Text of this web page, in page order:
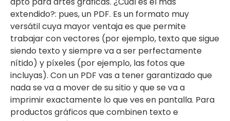
extendido?: pues, un PDF. Es un formato muy
versátil cuya mayor ventaja es que permite
trabajar con vectores (por ejemplo, texto que sigue
siendo texto y siempre va a ser perfectamente
nítido) y píxeles (por ejemplo, las fotos que
incluyas). Con un PDF vas a tener garantizado que
nada se va a mover de su sitio y que se va a
imprimir exactamente lo que ves en pantalla. Para
productos gráficos que combinen texto e